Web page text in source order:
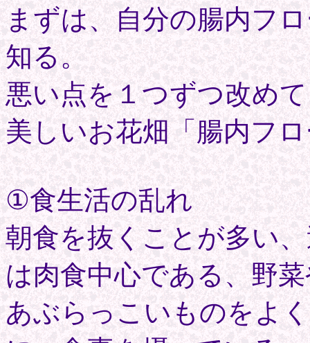
まずは、自分の腸内フ
知る。
悪い点を１つずつ改め
美しいお花畑「腸内フ
①食生活の乱れ
朝食を抜くことが多い
は肉食中心である、野
あぶらっこいものをよ